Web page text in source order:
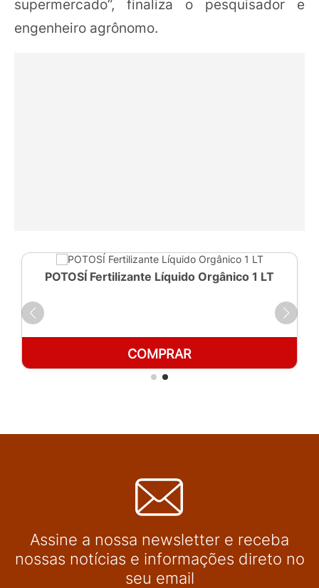
supermercado”, finaliza o pesquisador e
engenheiro agrônomo.
POTOSÍ Fertilizante Líquido Orgânico 1 LT
COMPRAR
Assine a nossa newsletter e receba
nossas notícias e informações direto no
seu email